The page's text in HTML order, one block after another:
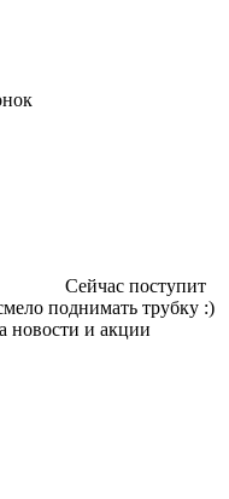
Сейчас поступит
поднимать трубку :)
новости и акции